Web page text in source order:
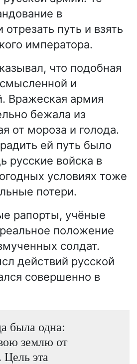
в
путь и взять
императора.
что подобная
и
Вражеская армия
бежала из
от мороза и голода.
ей путь было
русские войска в
условиях тоже
потери.
рапорты, учёные
положение
солдат.
действий русской
совершенно в
была одна:
землю от
эта